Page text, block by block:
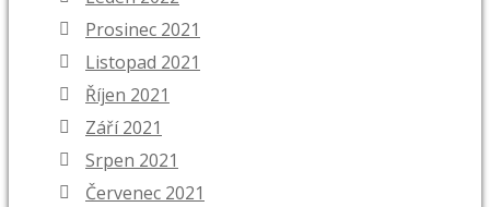
Prosinec 2021
Listopad 2021
Říjen 2021
Září 2021
Srpen 2021
Červenec 2021